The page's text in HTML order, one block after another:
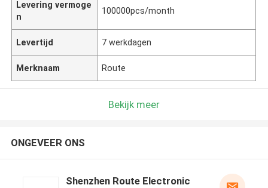
Levering vermoge
n
100000pcs/month
Levertijd 7 werkdagen
Merknaam Route
Bekijk meer
ONGEVEER ONS
Shenzhen Route Electronic